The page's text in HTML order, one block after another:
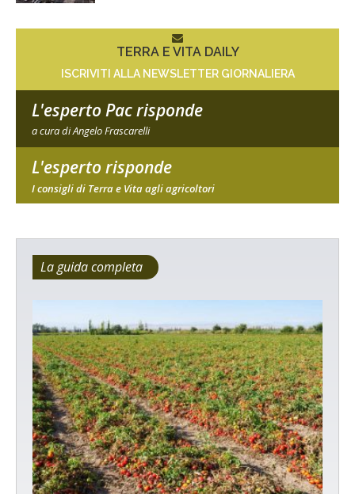
TERRA E VITA DAILY
ISCRIVITI ALLA NEWSLETTER GIORNALIERA
L'esperto Pac risponde
a cura di Angelo Frascarelli
L'esperto risponde
I consigli di Terra e Vita agli agricoltori
La guida completa